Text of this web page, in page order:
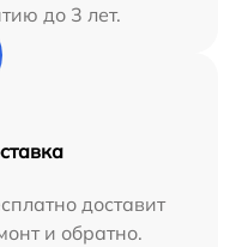
до 3 лет.
доставит
и обратно.